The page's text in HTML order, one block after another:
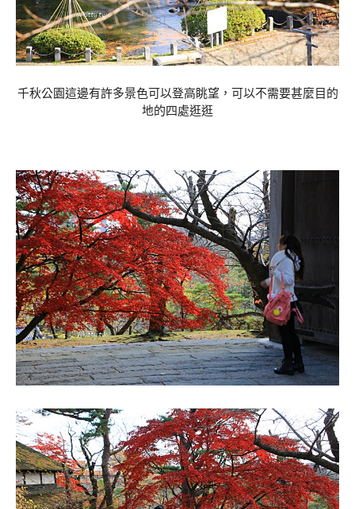
千秋公園這邊有許多景色可以登高眺望，可以不需要甚麼目的
地的四處逛逛